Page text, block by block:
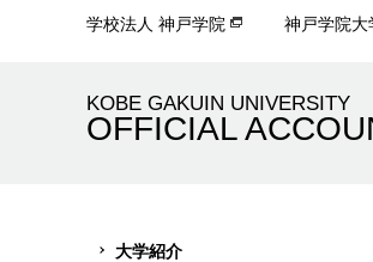
学校法人 神戸学院 神戸学院大
KOBE GAKUIN UNIVERSITY
OFFICIAL
大学紹介